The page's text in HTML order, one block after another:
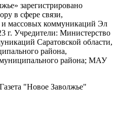
зарегистрировано
в сфере связи,
массовых коммуникаций Эл
Учредители: Министерство
Саратовской области,
района,
района; МАУ
"Новое Заволжье"